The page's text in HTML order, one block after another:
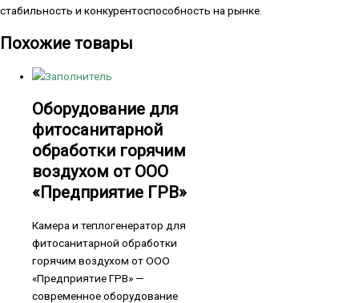
стабильность и конкурентоспособность на рынке.
Похожие товары
Оборудование для
фитосанитарной
обработки горячим
воздухом от ООО
«Предприятие ГРВ»
Камера и теплогенератор для
фитосанитарной обработки
горячим воздухом от ООО
«Предприятие ГРВ» —
современное оборудование